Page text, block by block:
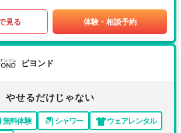
見る 体験・相談予約
ビヨンド
やせるだけじゃない
無料体験 シャワー
ウェアレンタル